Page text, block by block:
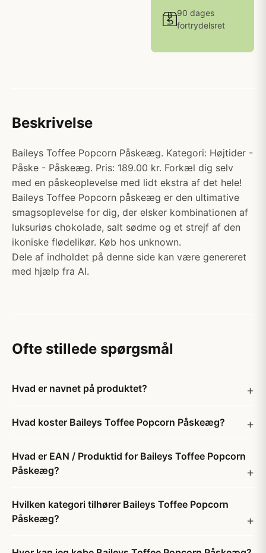
90 dages
fortrydelsret
Beskrivelse
Baileys Toffee Popcorn Påskeæg. Kategori: Højtider -
Påske - Påskeæg. Pris: 189.00 kr. Forkæl dig selv
med en påskeoplevelse med lidt ekstra af det hele!
Baileys Toffee Popcorn påskeæg er den ultimative
smagsoplevelse for dig, der elsker kombinationen af
luksuriøs chokolade, salt sødme og et strejf af den
ikoniske flødelikør. Køb hos unknown.
Dele af indholdet på denne side kan være genereret
med hjælp fra AI.
Ofte stillede spørgsmål
Hvad er navnet på produktet?
Hvad koster Baileys Toffee Popcorn Påskeæg?
Hvad er EAN / Produktid for Baileys Toffee Popcorn
Påskeæg?
Hvilken kategori tilhører Baileys Toffee Popcorn
Påskeæg?